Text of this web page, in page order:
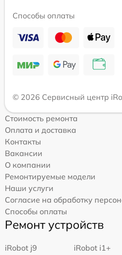
Способы оплаты
© 2026 Сервисный центр
Стоимость ремонта
Оплата и доставка
Контакты
Вакансии
О компании
Ремонтируемые модели
Наши услуги
Согласие на обработку
Способы оплаты
Ремонт устройств
iRobot j9
iRobot i1+